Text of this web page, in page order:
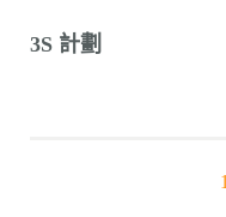
3S 計劃